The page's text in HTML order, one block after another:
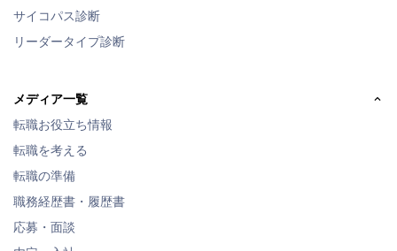
サイコパス診断
リーダータイプ診断
メディア一覧
転職お役立ち情報
転職を考える
転職の準備
職務経歴書・履歴書
応募・面談